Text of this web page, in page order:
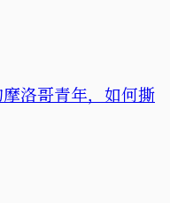
洛哥青年，如何撕